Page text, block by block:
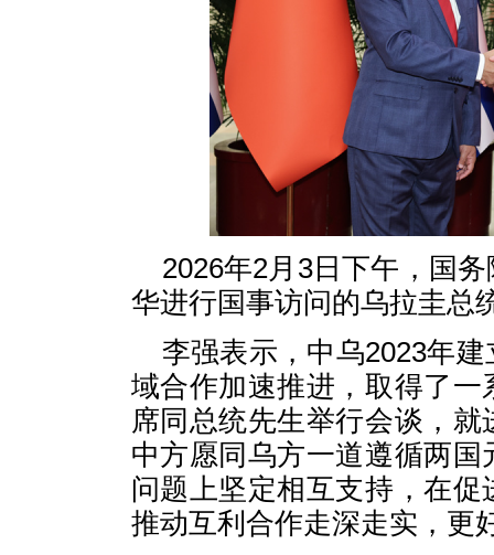
2026年2月3日下午，国
华进行国事访问的乌拉圭总
李强表示，中乌2023年
域合作加速推进，取得了
席同总统先生举行会谈，
中方愿同乌方一道遵循两
问题上坚定相互支持，在
推动互利合作走深走实，更